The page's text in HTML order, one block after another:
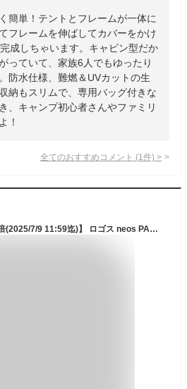
簡単！テントとフレームが一体に
フレームを伸ばしてカバーをかけ
成しちゃいます。キャビン型だか
っていて、家族6人でもゆったり
防水仕様、難燃＆UVカットの生
納もスリムで、専用バッグ付きな
、キャンプ初心者さんやファミリ
！
全てのおすすめコメント (1 件) >
【期間限定ポイント最大20倍(2025/7/9 11:59迄)】 ロゴス neos PANELオーニングプラトーXLセット-BB 71208008